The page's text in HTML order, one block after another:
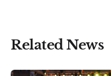
Related News